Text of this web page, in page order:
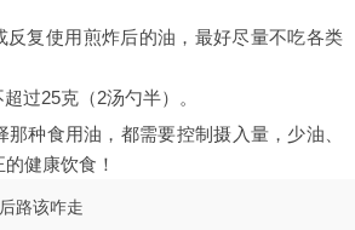
复使用煎炸后的油，最好尽量不吃各类
过25克（2汤勺半）。
种食用油，都需要控制摄入量，少油、
健康饮食！
路该咋走